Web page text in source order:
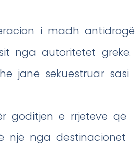
i madh antidrogë
nga autoritetet greke.
janë sekuestruar sasi
goditjen e rrjeteve që
një nga destinacionet